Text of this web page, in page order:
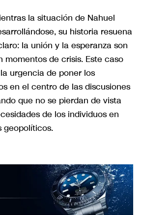
la situación de Nahuel
su historia resuena
la unión y la esperanza son
momentos de crisis. Este caso
urgencia de poner los
en el centro de las discusiones
que no se pierdan de vista
de los individuos en
geopolíticos.